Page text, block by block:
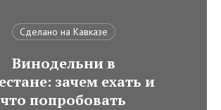
Сделано на Кавказе
Винодельни в
зачем ехать и
что попробовать